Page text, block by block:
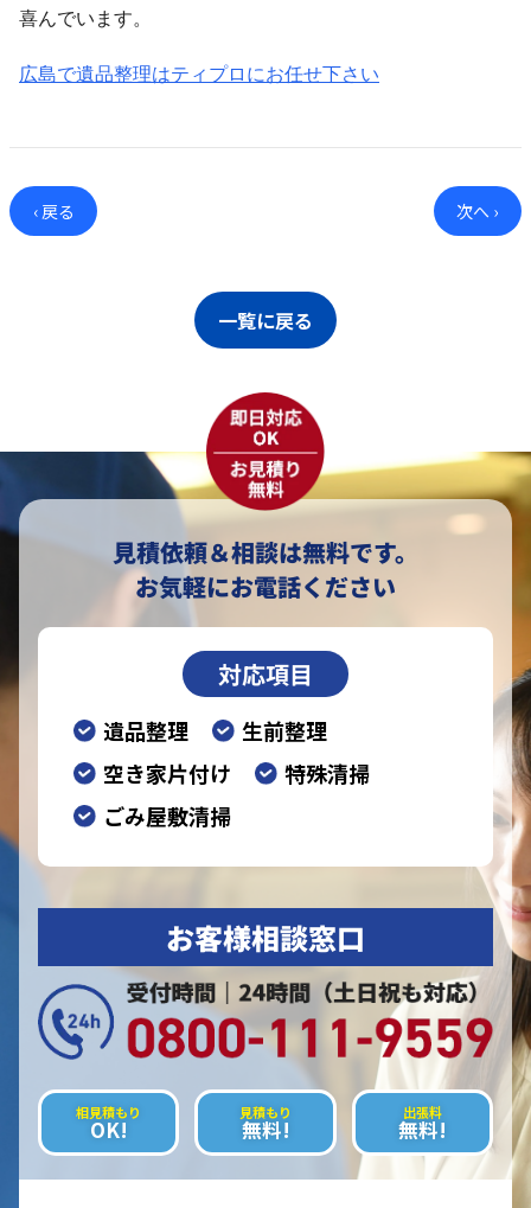
喜んでいます。
広島で遺品整理はティプロにお任せ下さい
‹ 戻る 次へ ›
一覧に戻る
見積依頼＆相談は無料です。
お気軽にお電話ください
対応項目
遺品整理
生前整理
空き家片付け
特殊清掃
ごみ屋敷清掃
お客様相談窓口
相見積もり
OK!
見積もり
無料!
出張料
無料!